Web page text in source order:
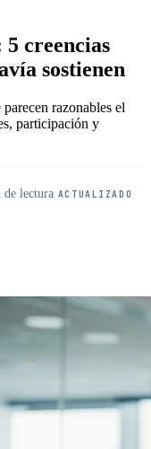
creencias
sostienen
razonables el
participación y
de lectura· ACTUALIZADO